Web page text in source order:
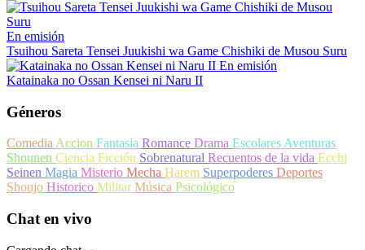
En emisión
Tsuihou Sareta Tensei Juukishi wa Game Chishiki de Musou Suru
En emisión
Katainaka no Ossan Kensei ni Naru II
Géneros
ComediaAccion Fantasia Romance Drama EscolaresAventuras
Shounen Ciencia Ficción Sobrenatural Recuentos de la vida Ecchi
Seinen Magia Misterio Mecha Harem Superpoderes Deportes
Shoujo Historico MilitarMúsica Psicológico
Chat en vivo